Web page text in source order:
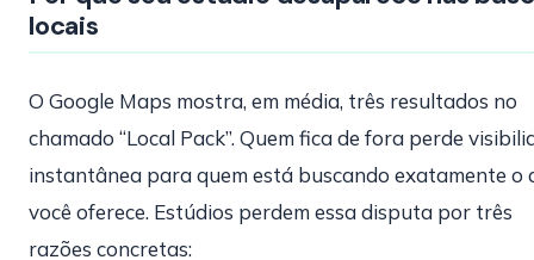
locais
O Google Maps mostra, em média, três resultados no
chamado “Local Pack”. Quem fica de fora perde
instantânea para quem está buscando exatamente o
você oferece. Estúdios perdem essa disputa por três
razões concretas: